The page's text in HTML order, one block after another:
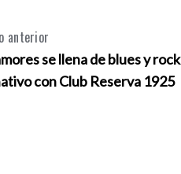
anterior
se llena de blues y rock
con Club Reserva 1925